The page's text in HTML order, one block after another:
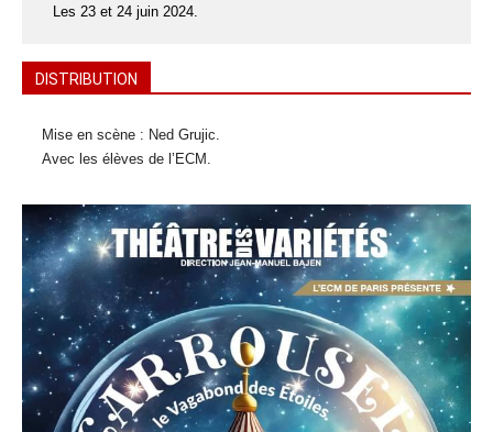
Les 23 et 24 juin 2024.
DISTRIBUTION
Mise en scène : Ned Grujic.
Avec les élèves de l’ECM.